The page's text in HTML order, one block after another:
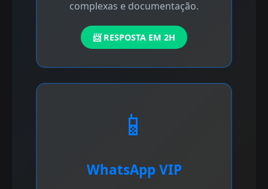
complexas e documentação.
📨 RESPOSTA EM 2H
📱
WhatsApp VIP